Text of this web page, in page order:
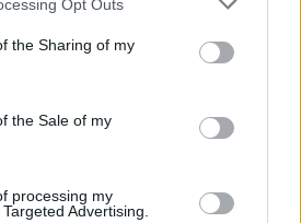
Opt Outs
the Sharing of my
the Sale of my
processing my
Advertising.
(2)
Čmilytė-Nielsen
neatmeta idėjos
prezidentus
(23)